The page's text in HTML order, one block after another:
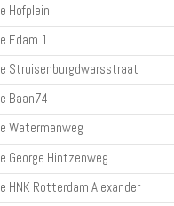
Hofplein
Edam 1
Struisenburgdwarsstraat
Baan74
Watermanweg
George Hintzenweg
HNK Rotterdam Alexander